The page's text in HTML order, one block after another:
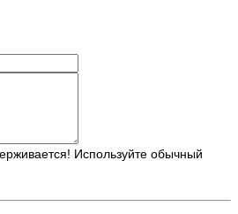
Используйте обычный